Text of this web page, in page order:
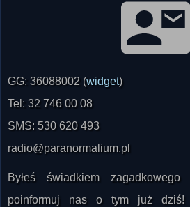
GG: 36088002 (widget)
Tel: 32 746 00 08
SMS: 530 620 493
radio@paranormalium.pl
Byłeś świadkiem
poinformuj nas o tym już dziś!